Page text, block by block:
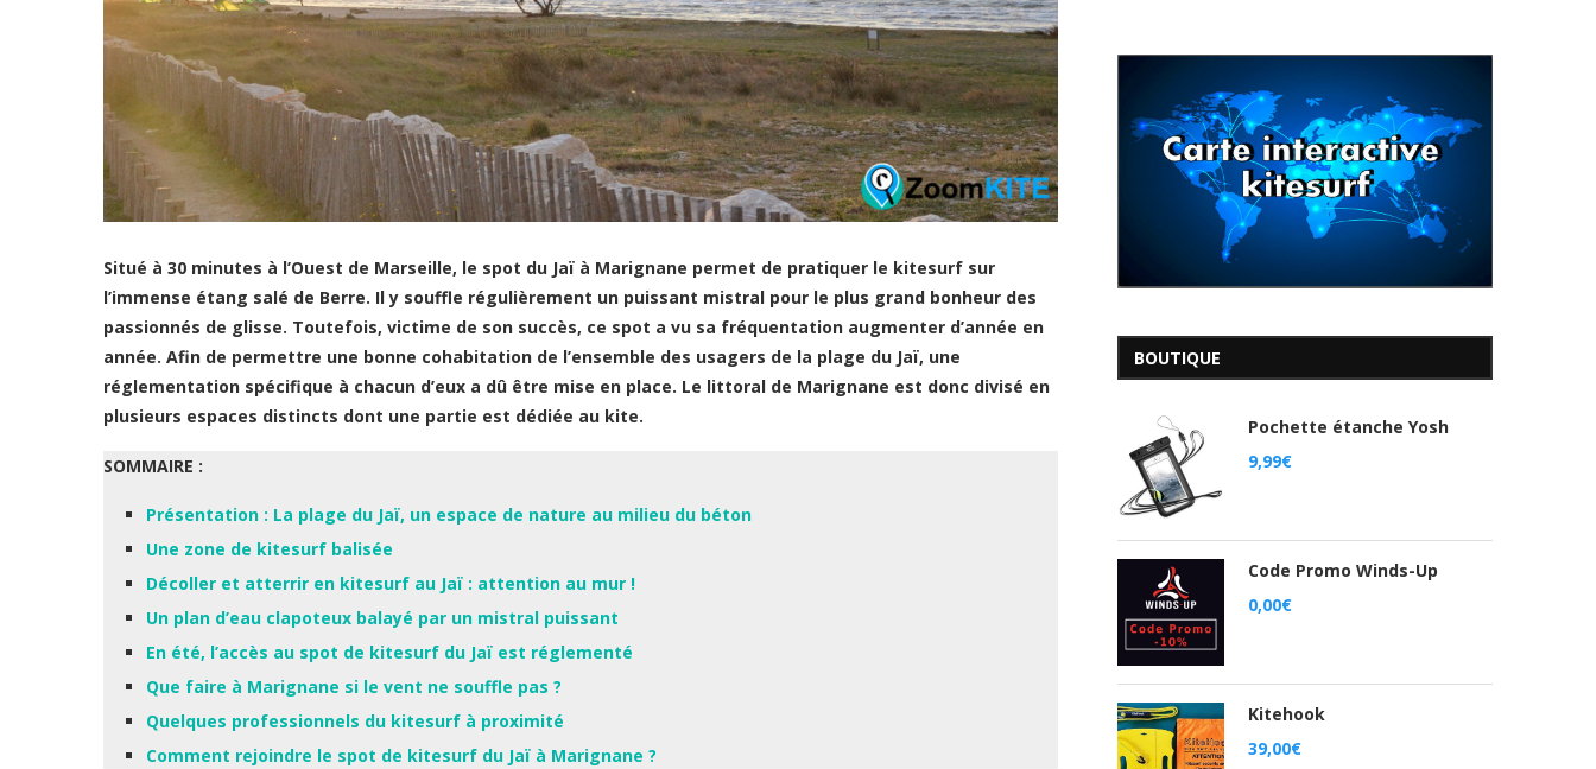
Situé à 30 minutes à l’Ouest de Marseille, le spot du Jaï à Marignane permet de pratiquer le kitesurf sur
l’immense étang salé de Berre. Il y souffle régulièrement un puissant mistral pour le plus grand bonheur des
passionnés de glisse. Toutefois, victime de son succès, ce spot a vu sa fréquentation augmenter d’année en
année. Afin de permettre une bonne cohabitation de l’ensemble des usagers de la plage du Jaï, une
réglementation spécifique à chacun d’eux a dû être mise en place. Le littoral de Marignane est donc divisé en
plusieurs espaces distincts dont une partie est dédiée au kite.
SOMMAIRE :
Présentation : La plage du Jaï, un espace de nature au milieu du béton
Une zone de kitesurf balisée
Décoller et atterrir en kitesurf au Jaï : attention au mur !
Un plan d’eau clapoteux balayé par un mistral puissant
En été, l’accès au spot de kitesurf du Jaï est réglementé
Que faire à Marignane si le vent ne souffle pas ?
Quelques professionnels du kitesurf à proximité
Comment rejoindre le spot de kitesurf du Jaï à Marignane ?
BOUTIQUE
Pochette étanche Yosh
9,99€
Code Promo Winds-Up
0,00€
Kitehook
39,00€